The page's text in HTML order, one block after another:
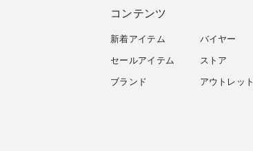
コンテンツ
新着アイテム
セールアイテム
ブランド
バイヤー
ストア
アウトレット